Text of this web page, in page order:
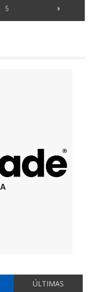
5
ÚLTIMAS